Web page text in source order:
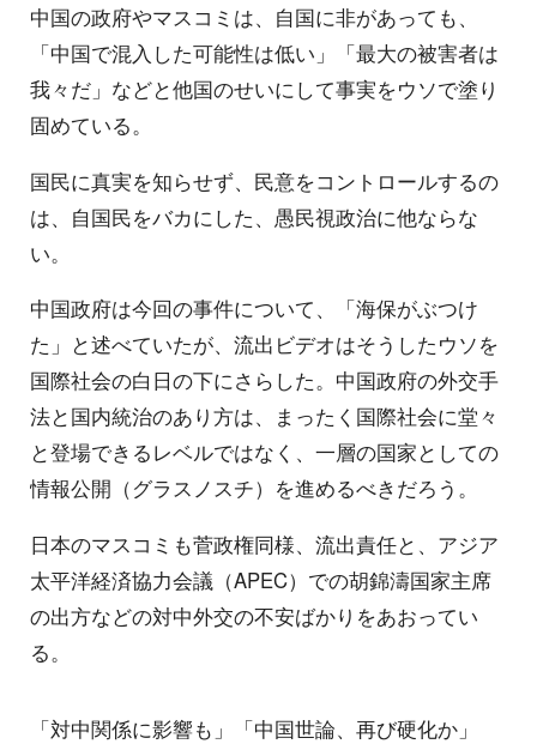
中国の政府やマスコミは、自国に非があっても、
「中国で混入した可能性は低い」「最大の被害者は
我々だ」などと他国のせいにして事実をウソで塗り
固めている。
国民に真実を知らせず、民意をコントロールするの
は、自国民をバカにした、愚民視政治に他ならな
い。
中国政府は今回の事件について、「海保がぶつけ
た」と述べていたが、流出ビデオはそうしたウソを
国際社会の白日の下にさらした。中国政府の外交手
法と国内統治のあり方は、まったく国際社会に堂々
と登場できるレベルではなく、一層の国家としての
情報公開（グラスノスチ）を進めるべきだろう。
日本のマスコミも菅政権同様、流出責任と、アジア
太平洋経済協力会議（APEC）での胡錦濤国家主席
の出方などの対中外交の不安ばかりをあおってい
る。
「対中関係に影響も」「中国世論、再び硬化か」